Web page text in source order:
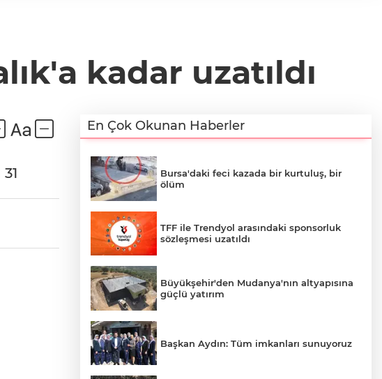
kadar uzatıldı
En Çok Okunan Haberler
Bursa'daki feci kazada bir kurtuluş, bir
ölüm
TFF ile Trendyol arasındaki sponsorluk
sözleşmesi uzatıldı
Büyükşehir'den Mudanya'nın altyapısına
güçlü yatırım
Başkan Aydın: Tüm imkanları sunuyoruz